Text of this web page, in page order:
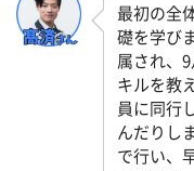
最初の全
礎を学び
属され、
キルを教
員に同行
んだりし
で行い、